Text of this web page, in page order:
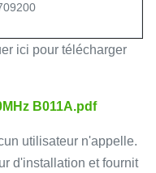
ici pour télécharger
B011A.pdf
utilisateur n'appelle.
d'installation et fournit